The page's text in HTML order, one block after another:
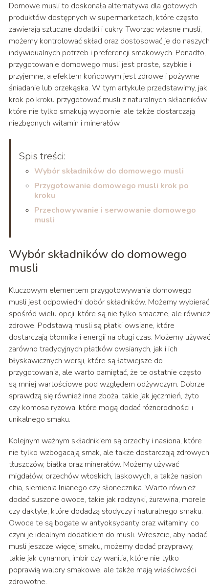
Domowe musli to doskonała alternatywa dla gotowych
produktów dostępnych w supermarketach, które często
zawierają sztuczne dodatki i cukry. Tworząc własne musli,
możemy kontrolować skład oraz dostosować je do naszych
indywidualnych potrzeb i preferencji smakowych. Ponadto,
przygotowanie domowego musli jest proste, szybkie i
przyjemne, a efektem końcowym jest zdrowe i pożywne
śniadanie lub przekąska. W tym artykule przedstawimy, jak
krok po kroku przygotować musli z naturalnych składników,
które nie tylko smakują wybornie, ale także dostarczają
niezbędnych witamin i minerałów.
Spis treści:
Wybór składników do domowego musli
Przygotowanie domowego musli krok po
kroku
Przechowywanie i serwowanie domowego
musli
Wybór składników do domowego
musli
Kluczowym elementem przygotowywania domowego
musli jest odpowiedni dobór składników. Możemy wybierać
spośród wielu opcji, które są nie tylko smaczne, ale również
zdrowe. Podstawą musli są płatki owsiane, które
dostarczają błonnika i energii na długi czas. Możemy używać
zarówno tradycyjnych płatków owsianych, jak i ich
błyskawicznych wersji, które są łatwiejsze do
przygotowania, ale warto pamiętać, że te ostatnie często
są mniej wartościowe pod względem odżywczym. Dobrze
sprawdzą się również inne zboża, takie jak jęczmień, żyto
czy komosa ryżowa, które mogą dodać różnorodności i
unikalnego smaku.
Kolejnym ważnym składnikiem są orzechy i nasiona, które
nie tylko wzbogacają smak, ale także dostarczają zdrowych
tłuszczów, białka oraz minerałów. Możemy używać
migdałów, orzechów włoskich, laskowych, a także nasion
chia, siemienia lnianego czy słonecznika. Warto również
dodać suszone owoce, takie jak rodzynki, żurawina, morele
czy daktyle, które dodadzą słodyczy i naturalnego smaku.
Owoce te są bogate w antyoksydanty oraz witaminy, co
czyni je idealnym dodatkiem do musli. Wreszcie, aby nadać
musli jeszcze więcej smaku, możemy dodać przyprawy,
takie jak cynamon, imbir czy wanilia, które nie tylko
poprawią walory smakowe, ale także mają właściwości
zdrowotne.